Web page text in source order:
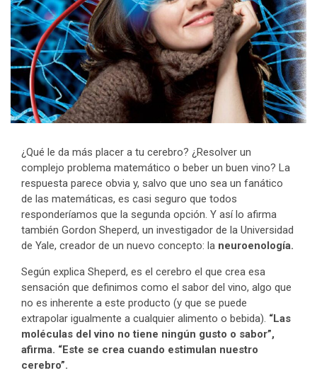
¿Qué le da más placer a tu cerebro? ¿Resolver un
complejo problema matemático o beber un buen vino? La
respuesta parece obvia y, salvo que uno sea un fanático
de las matemáticas, es casi seguro que todos
responderíamos que la segunda opción. Y así lo afirma
también Gordon Sheperd, un investigador de la Universidad
de Yale, creador de un nuevo concepto: la neuroenología.
Según explica Sheperd, es el cerebro el que crea esa
sensación que definimos como el sabor del vino, algo que
no es inherente a este producto (y que se puede
extrapolar igualmente a cualquier alimento o bebida). “Las
moléculas del vino no tiene ningún gusto o sabor”,
afirma. “Este se crea cuando estimulan nuestro
cerebro”.